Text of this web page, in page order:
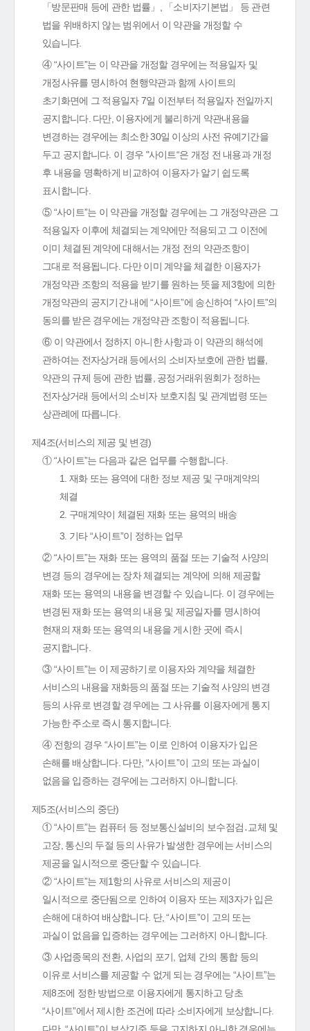
「방문판매 등에 관한 법률」, 「소비자기본법」 등 관련
법을 위배하지 않는 범위에서 이 약관을 개정할 수
있습니다.
④ “사이트”는 이 약관을 개정할 경우에는 적용일자 및
개정사유를 명시하여 현행약관과 함께 사이트의
초기화면에 그 적용일자 7일 이전부터 적용일자 전일까지
공지합니다. 다만, 이용자에게 불리하게 약관내용을
변경하는 경우에는 최소한 30일 이상의 사전 유예기간을
두고 공지합니다. 이 경우 "사이트“은 개정 전 내용과 개정
후 내용을 명확하게 비교하여 이용자가 알기 쉽도록
표시합니다.
⑤ “사이트”는 이 약관을 개정할 경우에는 그 개정약관은 그
적용일자 이후에 체결되는 계약에만 적용되고 그 이전에
이미 체결된 계약에 대해서는 개정 전의 약관조항이
그대로 적용됩니다. 다만 이미 계약을 체결한 이용자가
개정약관 조항의 적용을 받기를 원하는 뜻을 제3항에 의한
개정약관의 공지기간 내에 “사이트”에 송신하여 “사이트”의
동의를 받은 경우에는 개정약관 조항이 적용됩니다.
⑥ 이 약관에서 정하지 아니한 사항과 이 약관의 해석에
관하여는 전자상거래 등에서의 소비자보호에 관한 법률,
약관의 규제 등에 관한 법률, 공정거래위원회가 정하는
전자상거래 등에서의 소비자 보호지침 및 관계법령 또는
상관례에 따릅니다.
제4조(서비스의 제공 및 변경)
① “사이트”는 다음과 같은 업무를 수행합니다.
1. 재화 또는 용역에 대한 정보 제공 및 구매계약의
체결
2. 구매계약이 체결된 재화 또는 용역의 배송
3. 기타 “사이트”이 정하는 업무
② “사이트”는 재화 또는 용역의 품절 또는 기술적 사양의
변경 등의 경우에는 장차 체결되는 계약에 의해 제공할
재화 또는 용역의 내용을 변경할 수 있습니다. 이 경우에는
변경된 재화 또는 용역의 내용 및 제공일자를 명시하여
현재의 재화 또는 용역의 내용을 게시한 곳에 즉시
공지합니다.
③ “사이트”는 이 제공하기로 이용자와 계약을 체결한
서비스의 내용을 재화등의 품절 또는 기술적 사양의 변경
등의 사유로 변경할 경우에는 그 사유를 이용자에게 통지
가능한 주소로 즉시 통지합니다.
④ 전항의 경우 “사이트”는 이로 인하여 이용자가 입은
손해를 배상합니다. 다만, “사이트”이 고의 또는 과실이
없음을 입증하는 경우에는 그러하지 아니합니다.
제5조(서비스의 중단)
① “사이트”는 컴퓨터 등 정보통신설비의 보수점검․교체 및
고장, 통신의 두절 등의 사유가 발생한 경우에는 서비스의
제공을 일시적으로 중단할 수 있습니다.
② “사이트”는 제1항의 사유로 서비스의 제공이
일시적으로 중단됨으로 인하여 이용자 또는 제3자가 입은
손해에 대하여 배상합니다. 단, “사이트”이 고의 또는
과실이 없음을 입증하는 경우에는 그러하지 아니합니다.
③ 사업종목의 전환, 사업의 포기, 업체 간의 통합 등의
이유로 서비스를 제공할 수 없게 되는 경우에는 “사이트”는
제8조에 정한 방법으로 이용자에게 통지하고 당초
“사이트”에서 제시한 조건에 따라 소비자에게 보상합니다.